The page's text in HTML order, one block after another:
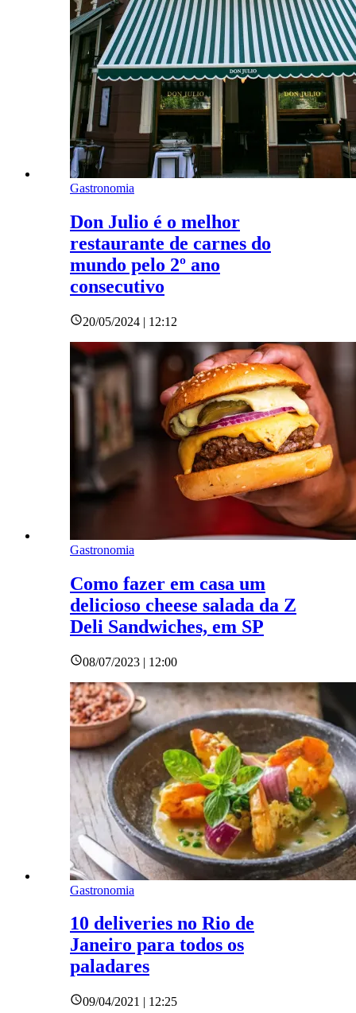
Gastronomia
Don Julio é o melhor
restaurante de carnes do
mundo pelo 2º ano
consecutivo
20/05/2024 | 12:12
Gastronomia
Como fazer em casa um
delicioso cheese salada da Z
Deli Sandwiches, em SP
08/07/2023 | 12:00
Gastronomia
10 deliveries no Rio de
Janeiro para todos os
paladares
09/04/2021 | 12:25